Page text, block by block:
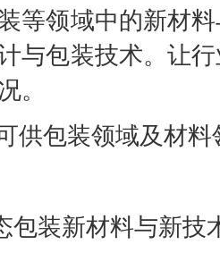
等领域中的新材
与包装技术。让
。
包装领域及材料
包装新材料与新技